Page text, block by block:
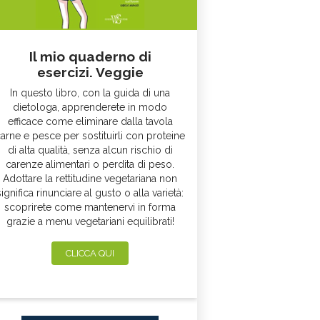
Il mio quaderno di
esercizi. Veggie
In questo libro, con la guida di una
dietologa, apprenderete in modo
efficace come eliminare dalla tavola
e pesce per sostituirli con proteine
di alta qualità, senza alcun rischio di
carenze alimentari o perdita di peso.
Adottare la rettitudine vegetariana non
rinunciare al gusto o alla varietà:
scoprirete come mantenervi in forma
grazie a menu vegetariani equilibrati!
CLICCA QUI